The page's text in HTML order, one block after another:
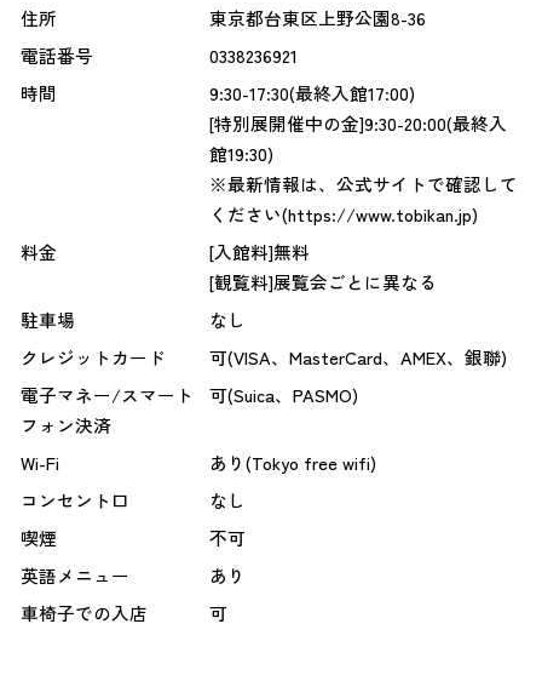
住所
東京都台東区上野公園8-36
電話番号
0338236921
時間
9:30-17:30(最終入館17:00)
[特別展開催中の金]9:30-20:00(最終入
館19:30)
※最新情報は、公式サイトで確認して
ください(https://www.tobikan.jp)
料金
[入館料]無料
[観覧料]展覧会ごとに異なる
駐車場
なし
クレジットカード
可(VISA、MasterCard、AMEX、銀聯)
電子マネー/スマート
フォン決済
可(Suica、PASMO)
Wi-Fi
あり(Tokyo free wifi)
コンセント口
なし
喫煙
不可
英語メニュー
あり
車椅子での入店
可